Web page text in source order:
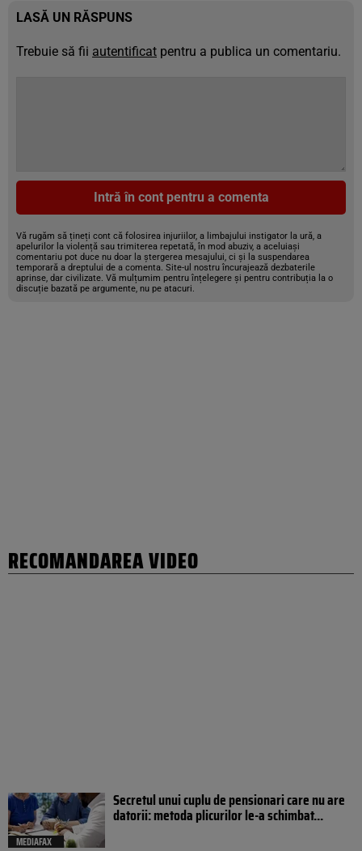
LASĂ UN RĂSPUNS
Trebuie să fii autentificat pentru a publica un comentariu.
Intră în cont pentru a comenta
Vă rugăm să țineți cont că folosirea injuriilor, a limbajului instigator la ură, a
apelurilor la violență sau trimiterea repetată, în mod abuziv, a aceluiași
comentariu pot duce nu doar la ștergerea mesajului, ci și la suspendarea
temporară a dreptului de a comenta. Site-ul nostru încurajează dezbaterile
aprinse, dar civilizate. Vă mulțumim pentru înțelegere și pentru contribuția la o
discuție bazată pe argumente, nu pe atacuri.
RECOMANDAREA VIDEO
MEDIAFAX
Secretul unui cuplu de pensionari care nu are
datorii: metoda plicurilor le-a schimbat...